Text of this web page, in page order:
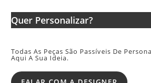
Quer Personalizar?
Todas As Peças São Passíveis De
Aqui A Sua Ideia.